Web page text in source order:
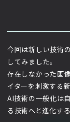
今回は新しい技術
してみました。
存在しなかった画
イターを刺激する
AI技術の一般化は
る技術へと進化す